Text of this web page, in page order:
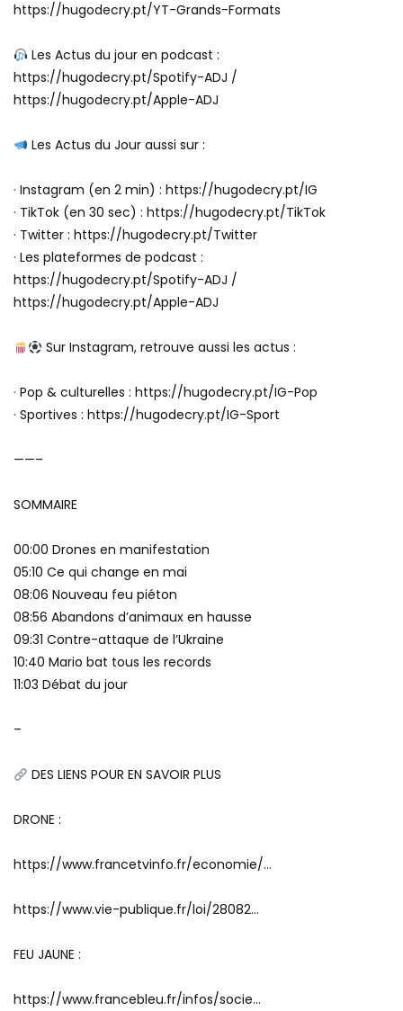
https://hugodecry.pt/YT-Grands-Formats
Les Actus du jour en podcast :
https://hugodecry.pt/Spotify-ADJ /
https://hugodecry.pt/Apple-ADJ
Les Actus du Jour aussi sur :
· Instagram (en 2 min) : https://hugodecry.pt/IG
· TikTok (en 30 sec) : https://hugodecry.pt/TikTok
· Twitter : https://hugodecry.pt/Twitter
· Les plateformes de podcast :
https://hugodecry.pt/Spotify-ADJ /
https://hugodecry.pt/Apple-ADJ
Sur Instagram, retrouve aussi les actus :
· Pop & culturelles : https://hugodecry.pt/IG-Pop
· Sportives : https://hugodecry.pt/IG-Sport
——–
SOMMAIRE
00:00 Drones en manifestation
05:10 Ce qui change en mai
08:06 Nouveau feu piéton
08:56 Abandons d’animaux en hausse
09:31 Contre-attaque de l’Ukraine
10:40 Mario bat tous les records
11:03 Débat du jour
–
DES LIENS POUR EN SAVOIR PLUS
DRONE :
https://www.francetvinfo.fr/economie/…
https://www.vie-publique.fr/loi/28082…
FEU JAUNE :
https://www.francebleu.fr/infos/socie…